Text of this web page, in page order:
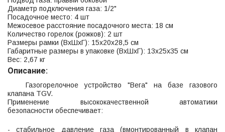
Диаметр подключения газа: 1/2"
Посадочное место: 4 шт
Межосевое расстояние посадочного места: 18 см
Количество горелок (рожков): 2 шт
Размеры рамки (ВхШхГ): 15х20х28,5 см
Габаритные размеры в упаковке (ВхШхГ): 13х25х35 см
Вес: 2,67 кг
Описание:
Газогорелочное устройство "Вега" на базе газового
клапана TGV.
Применение высококачественной автоматики
безопасности обеспечивает:
- стабильное давление газа (вмонтированный в клапан